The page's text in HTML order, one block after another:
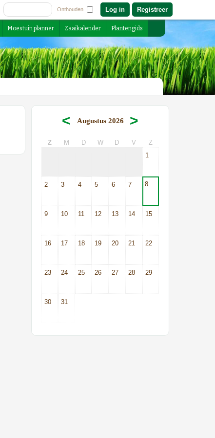
Onthouden Registreer
Moestuin planner Zaaikalender Plantengids
< Augustus 2026 >
Z M D W D V
Z
1
2 3 4 5 6 7 8
9 10 11 12 13 14 15
16 17 18 19 20 21 22
23 24 25 26 27 28 29
30 31